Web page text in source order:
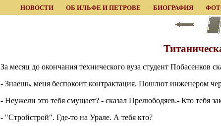
НОВОСТИ ОБ ИЛЬФЕ И ПЕТРОВЕ БИОГРАФИЯ
За месяц до окончания технического вуза студент Побасенков
- Знаешь, меня беспокоит контрактация. Пошлют инженером
- Неужели это тебя смущает? - сказал Прелюбодяев.- Кто тебя
- "Стройстрой". Где-то на Урале. А тебя кто?